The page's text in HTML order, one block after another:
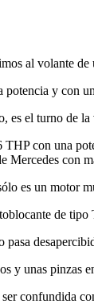
al volante
y con
es el turno de
con una
Mercedes con
es un motor
de
y unas pinzas
ser confundida